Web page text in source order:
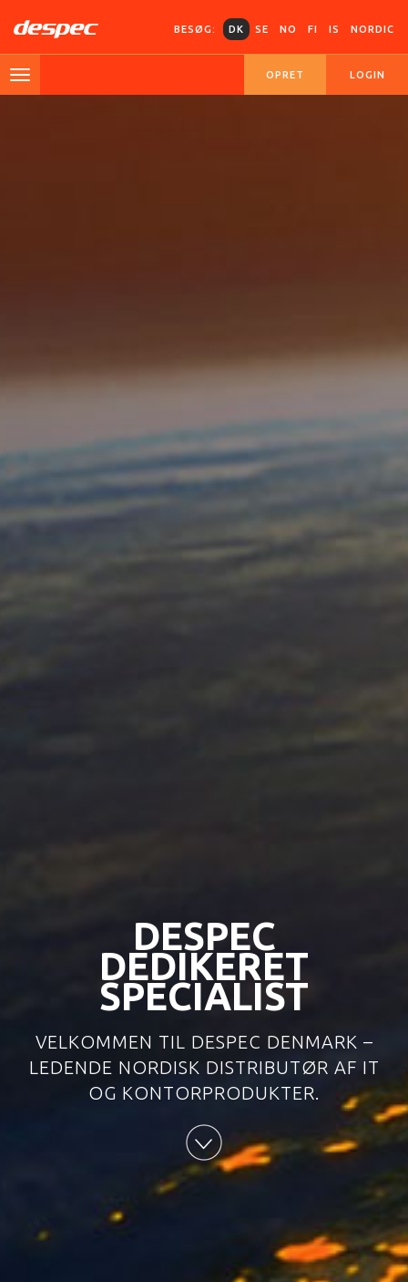
BESØG: DK SE NO FI IS NORDIC
OPRET LOGIN
DESPEC
DEDIKERET
SPECIALIST
VELKOMMEN TIL DESPEC DENMARK –
LEDENDE NORDISK DISTRIBUTØR AF IT
OG KONTORPRODUKTER.